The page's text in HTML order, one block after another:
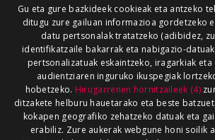
Gu eta gure bazkideek cookieak eta antzeko
ditugu zure gailuan informazioa gordetzeko
datu pertsonalak tratatzeko (adibidez,
identifikatzaile bakarrak eta nabigazio-
pertsonalizatuak eskaintzeko, iragarkiak
audientziaren inguruko ikuspegiak
hobetzeko. Hirugarrenen hornitzaileek (4)
ditzakete helburu hauetarako eta beste
kokapen geografiko zehatzeko datuak eta
erabiliz. Zure aukerak webgune honi soilik